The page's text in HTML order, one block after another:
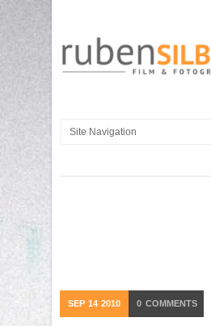
SEP 14 2010 0 COMMENTS